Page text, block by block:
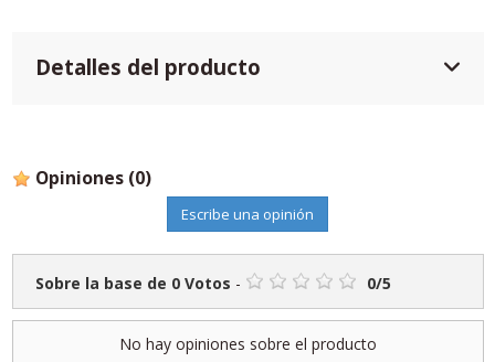
Detalles del producto
Opiniones (0)
Escribe una opinión
Sobre la base de 0Votos - 0/5
No hay opiniones sobre el producto